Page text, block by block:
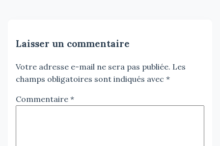
Laisser un commentaire
Votre adresse e-mail ne sera pas publiée. Les
champs obligatoires sont indiqués avec *
Commentaire *